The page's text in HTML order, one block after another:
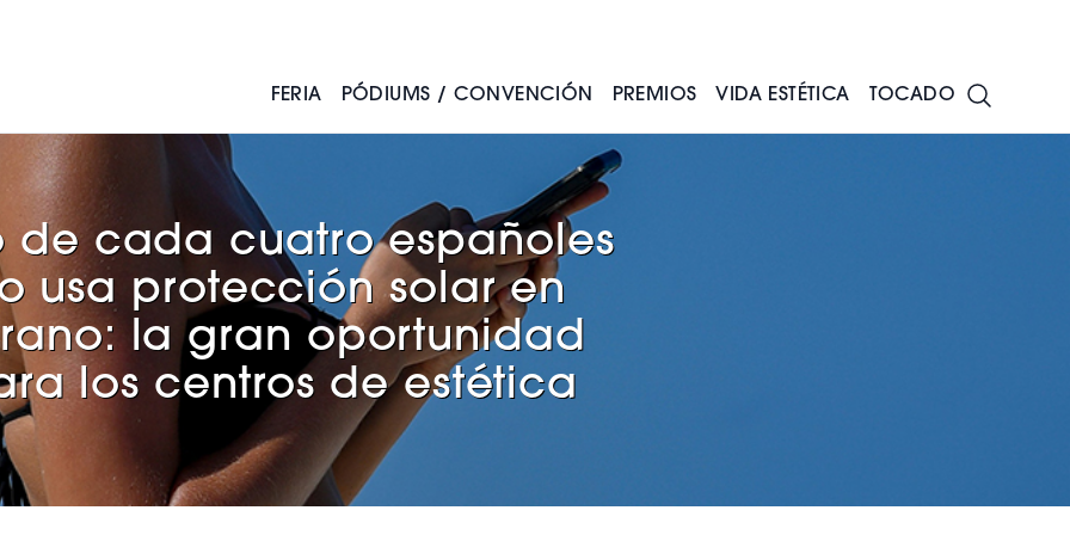
FERIA
¿POR QUÉ EXPONER?
FERIA 2026
PÓDIUMS / CONVENCIÓN
PASARELA
PÓDIUM DE ESTÉTICA Y
TRATAMIENTOS AVANZADOS
PÓDIUM BARBERÍA Y
PELUQUERÍA
PREMIOS
REGISTRA TU INTERÉS PARA 2027
VIDA ESTÉTICA
MEDICINA ESTÉTICA
MAQUILLAJE & PESTAÑAS
NOTICIAS
SUBSCRÍBETE
TOCADO
BARBERÍA
ACTUALIDAD
VER TOCADO REVISTAS
de cada cuatro españoles
usa protección solar en
la gran oportunidad
los centros de estética